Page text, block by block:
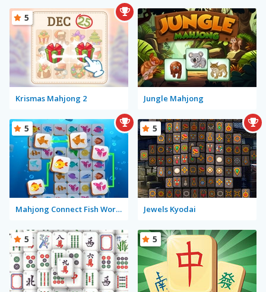
Krismas Mahjong 2
5
Jungle Mahjong
Mahjong Connect Fish World
5
Jewels Kyodai
5
5 5